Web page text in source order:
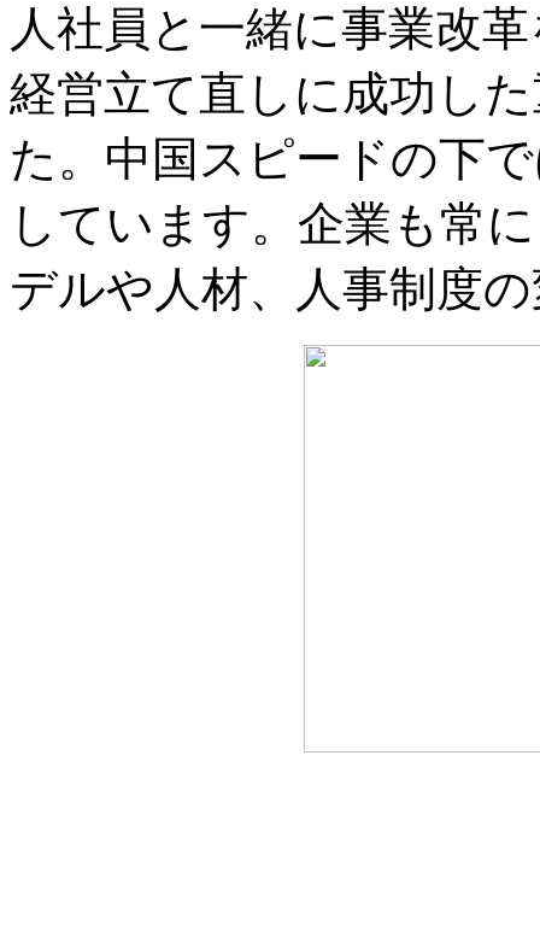
人社員と一緒に事業改
経営立て直しに成功し
た。中国スピードの下
しています。企業も常
デルや人材、人事制度